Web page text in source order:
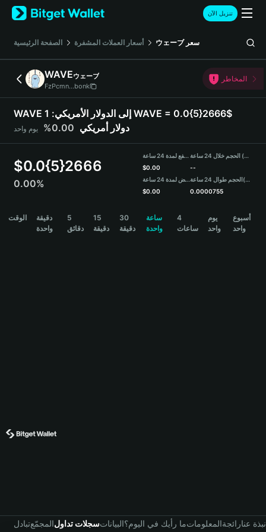
English
日本語
Русский
Español (Latinoamérica)
Türkçe
Deutsch
简体中文
Português (Portugal)
Bahasa Indonesia
বাংলা
تنزيل الآن
الصفحة الرئيسية أسعار العملات المشفرة ウェーブ سعر
WAVEウェーブ
FzPcmn...bonk
المخاطر
WAVE إلى الدولار الأمريكي: 1 WAVE = 0.0{5}2666$
دولار أمريكي 0.00% يوم واحد
$0.0{5}2666
0.00%
مرتفع لمدة 24 ساعة
$0.00
منخفض لمدة 24 ساعة
$0.00
الحجم خلال 24 ساعة (WAVE)
--
الحجم طوال 24 ساعة(USDT)
0.0000755
الوقت
دقيقة
واحدة
5
دقائق
15
دقيقة
30
دقيقة
ساعة
واحدة
4
ساعات
يوم
واحد
أسبوع
واحد
تبادلالمجمّعسجلات تداولالبياناتما رأيك في اليوم؟المعلوماترائجةنبذة عنا